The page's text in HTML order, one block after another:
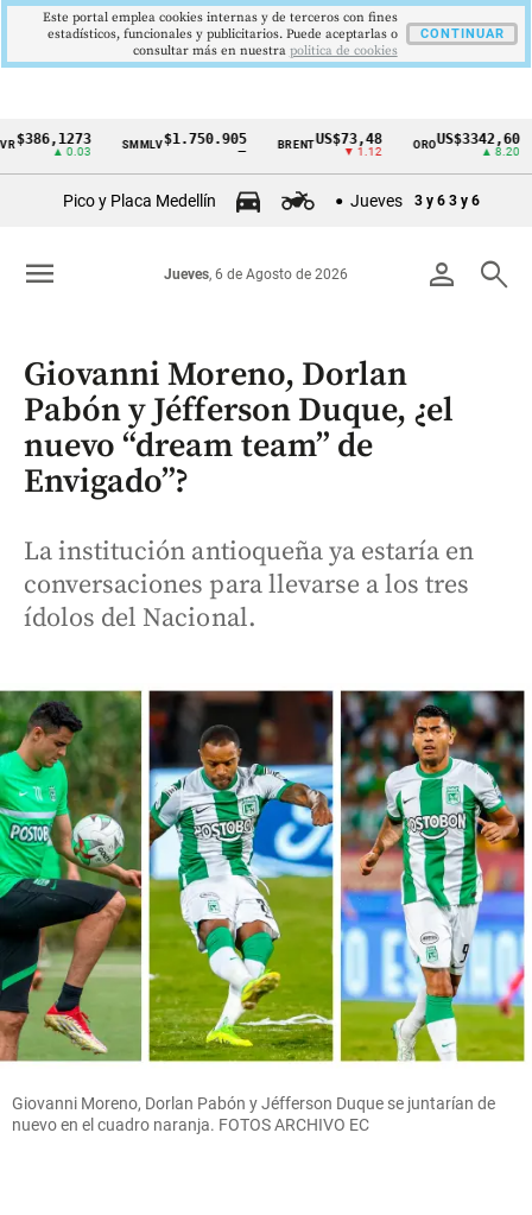
Cintillo
Colombia
▲ 0.03
SMMLV$1.750.905 BRENT US$73,48
▼ 1.12
ORO US$3342,60
Pico y Placa Medellín Jueves 3 y 6 3 y 6
person search
Jueves, 6 de Agosto de 2026
menu
Giovanni Moreno, Dorlan
Pabón y Jéfferson Duque, ¿el
nuevo “dream team” de
Envigado”?
La institución antioqueña ya estaría en
conversaciones para llevarse a los tres
ídolos del Nacional.
Giovanni Moreno, Dorlan Pabón y Jéfferson Duque se juntarían de
nuevo en el cuadro naranja. FOTOS ARCHIVO EC
Este portal emplea cookies internas y de terceros con fines
estadísticos, funcionales y publicitarios. Puede aceptarlas o
consultar más en nuestra politica de cookies
CONTINUAR